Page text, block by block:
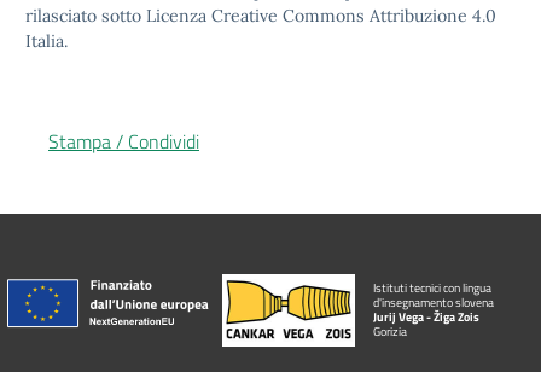
rilasciato sotto Licenza Creative Commons Attribuzione 4.0
Italia.
Stampa / Condividi
Istituti tecnici con lingua
d'insegnamento slovena
Jurij Vega - Žiga Zois
Gorizia